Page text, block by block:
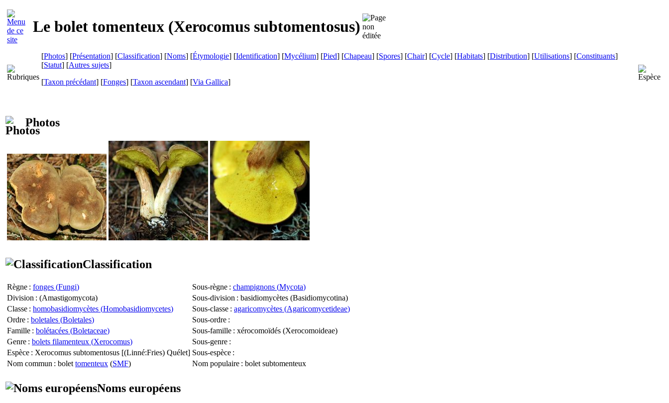
Le bolet tomenteux (Xerocomus subtomentosus)
[Photos] [Présentation] [Classification] [Noms] [Étymologie] [Identification] [Mycélium] [Pied] [Chapeau] [Spores] [Chair] [Cycle] [Habitats] [Distribution] [Utilisations] [Constituants]
[Statut] [Autres sujets]
[Taxon précédant] [Fonges] [Taxon ascendant] [Via Gallica]
Photos
Classification
Règne : fonges (Fungi) Sous-règne : champignons (Mycota)
Division : (Amastigomycota) Sous-division : basidiomycètes (Basidiomycotina)
Classe : homobasidiomycètes (Homobasidiomycetes) Sous-classe : agaricomycètes (Agaricomycetideae)
Ordre : boletales (Boletales) Sous-ordre :
Famille : bolétacées (Boletaceae) Sous-famille : xérocomoïdés (Xerocomoideae)
Genre : bolets filamenteux (Xerocomus) Sous-genre :
Espèce : Xerocomus subtomentosus [(Linné:Fries) Quélet] Sous-espèce :
Nom commun : bolet tomenteux (SMF) Nom populaire : bolet subtomenteux
Noms européens